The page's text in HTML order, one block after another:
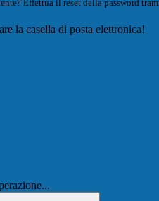
Effettua il reset della password
la casella di posta elettronica!